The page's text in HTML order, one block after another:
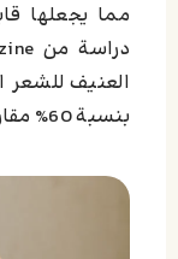
مما يجعلها
العنيف للشعر
بنسبة 60% مقارنة بتمشيطها بعد أن تجف جزئيًا.